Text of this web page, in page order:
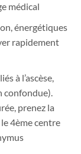
médical
énergétiques
rapidement
à l’ascèse,
confondue).
prenez la
4ème centre